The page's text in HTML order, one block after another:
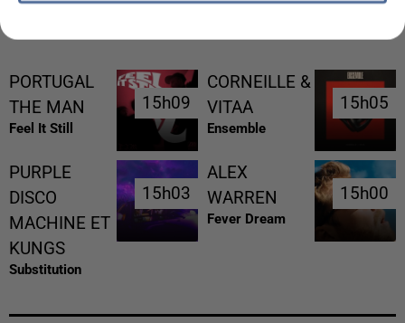
PORTUGAL
THE MAN
Feel It Still
15h09
15h09
CORNEILLE &
VITAA
Ensemble
15h05
15h05
PURPLE
DISCO
MACHINE ET
KUNGS
Substitution
15h03
15h03
ALEX
WARREN
Fever Dream
15h00
15h00